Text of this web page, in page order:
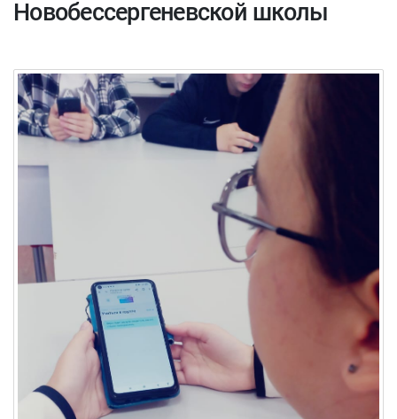
Новобессергеневской школы